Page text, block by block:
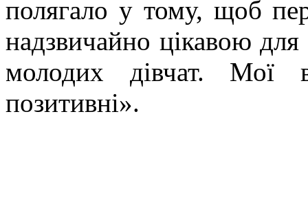
полягало у тому, щоб
надзвичайно цікавою
молодих дівчат. Мої
позитивні».